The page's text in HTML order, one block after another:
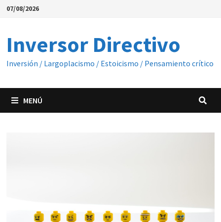
Saltar
07/08/2026
Inversor Directivo
Inversión / Largoplacismo / Estoicismo / Pensamiento crítico
MENÚ